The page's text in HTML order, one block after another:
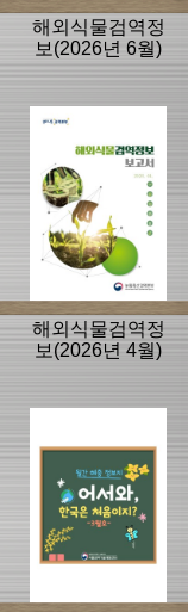
해외식물검역정
보(2026년 6월)
해외식물검역정
보(2026년 4월)